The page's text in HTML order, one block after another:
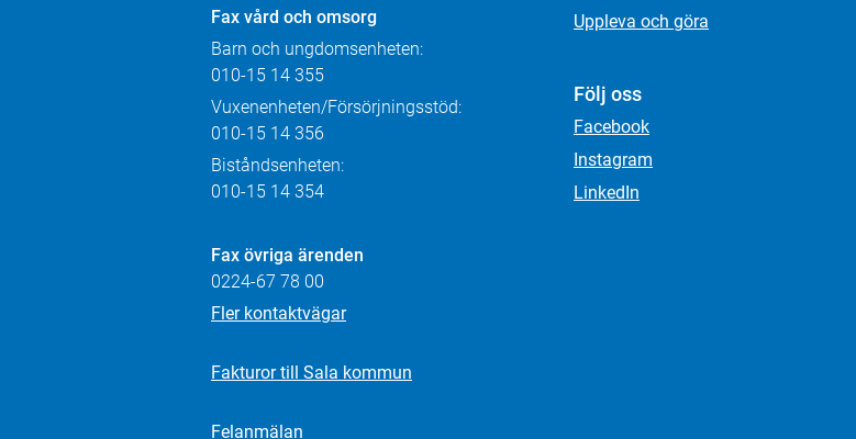
Fax vård och omsorg
Barn och ungdomsenheten:
010-15 14 355
Vuxenenheten/Försörjningsstöd:
010-15 14 356
Biståndsenheten:
010-15 14 354
Fax övriga ärenden
0224-67 78 00
Fler kontaktvägar
Fakturor till Sala kommun
Felanmälan
Uppleva och göra
Följ oss
Facebook
Instagram
LinkedIn